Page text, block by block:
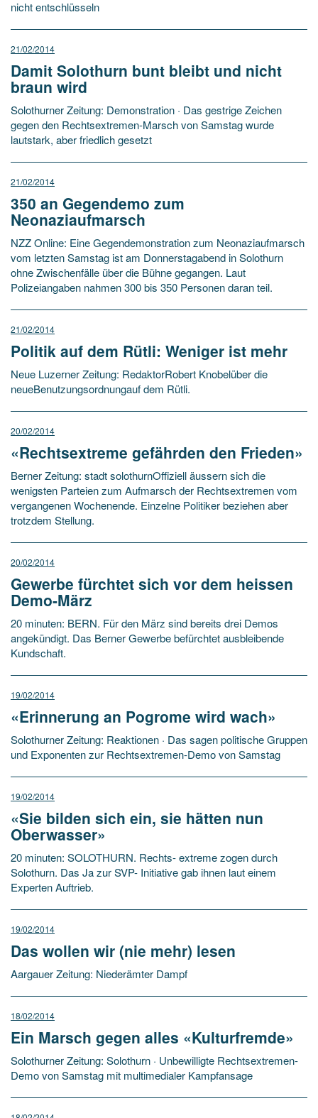
nicht entschlüsseln
21/02/2014
Damit Solothurn bunt bleibt und nicht
braun wird
Solothurner Zeitung: Demonstration · Das gestrige Zeichen
gegen den Rechtsextremen-Marsch von Samstag wurde
lautstark, aber friedlich gesetzt
21/02/2014
350 an Gegendemo zum
Neonaziaufmarsch
NZZ Online: Eine Gegendemonstration zum Neonaziaufmarsch
vom letzten Samstag ist am Donnerstagabend in Solothurn
ohne Zwischenfälle über die Bühne gegangen. Laut
Polizeiangaben nahmen 300 bis 350 Personen daran teil.
21/02/2014
Politik auf dem Rütli: Weniger ist mehr
Neue Luzerner Zeitung: RedaktorRobert Knobelüber die
neueBenutzungsordnungauf dem Rütli.
20/02/2014
«Rechtsextreme gefährden den Frieden»
Berner Zeitung: stadt solothurnOffiziell äussern sich die
wenigsten Parteien zum Aufmarsch der Rechtsextremen vom
vergangenen Wochenende. Einzelne Politiker beziehen aber
trotzdem Stellung.
20/02/2014
Gewerbe fürchtet sich vor dem heissen
Demo-März
20 minuten: BERN. Für den März sind bereits drei Demos
angekündigt. Das Berner Gewerbe befürchtet ausbleibende
Kundschaft.
19/02/2014
«Erinnerung an Pogrome wird wach»
Solothurner Zeitung: Reaktionen · Das sagen politische Gruppen
und Exponenten zur Rechtsextremen-Demo von Samstag
19/02/2014
«Sie bilden sich ein, sie hätten nun
Oberwasser»
20 minuten: SOLOTHURN. Rechts- extreme zogen durch
Solothurn. Das Ja zur SVP- Initiative gab ihnen laut einem
Experten Auftrieb.
19/02/2014
Das wollen wir (nie mehr) lesen
Aargauer Zeitung: Niederämter Dampf
18/02/2014
Ein Marsch gegen alles «Kulturfremde»
Solothurner Zeitung: Solothurn · Unbewilligte Rechtsextremen-
Demo von Samstag mit multimedialer Kampfansage